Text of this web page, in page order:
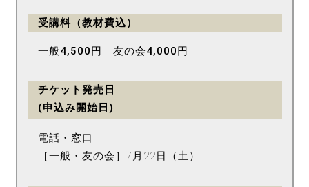
受講料（教材費込）
一般4,500円 友の会4,000円
チケット発売日
(申込み開始日)
電話・窓口
［一般・友の会］7月22日（土）